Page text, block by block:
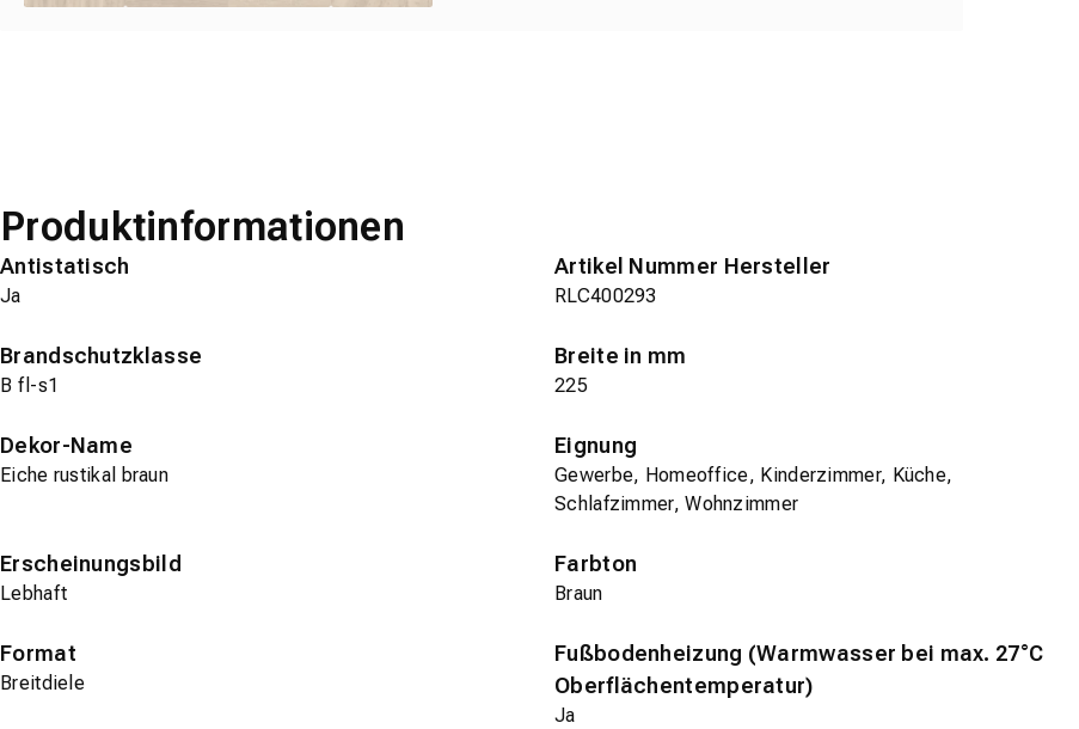
Produktinformationen
Antistatisch
Ja
Artikel Nummer Hersteller
RLC400293
Brandschutzklasse
B fl-s1
Breite in mm
225
Dekor-Name
Eiche rustikal braun
Eignung
Gewerbe, Homeoffice, Kinderzimmer, Küche,
Schlafzimmer, Wohnzimmer
Erscheinungsbild
Lebhaft
Farbton
Braun
Format
Breitdiele
Fußbodenheizung (Warmwasser bei max. 27°C
Oberflächentemperatur)
Ja